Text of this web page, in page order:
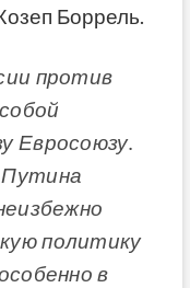
Боррель.
против
Евросоюзу.
Путина
политику
в